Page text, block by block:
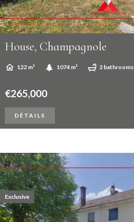
House, Champagnole
122 m² 1074 m² 2 bathrooms
€265,000
DÉTAILS
Exclusive